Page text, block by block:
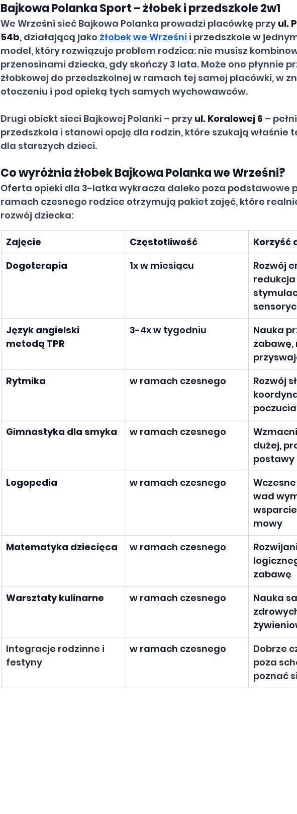
Bajkowa Polanka Sport – żłobek i przedszkole 2w1
We Wrześni sieć Bajkowa Polanka prowadzi placówkę przy ul.
54b, działającą jako żłobek we Wrześni i przedszkole w
model, który rozwiązuje problem rodzica: nie musisz
przenosinami dziecka, gdy skończy 3 lata. Może ono płynnie
żłobkowej do przedszkolnej w ramach tej samej placówki, w
otoczeniu i pod opieką tych samych wychowawców.
Drugi obiekt sieci Bajkowej Polanki – przy ul. Koralowej 6 –
przedszkola i stanowi opcję dla rodzin, które szukają właśnie
dla starszych dzieci.
Co wyróżnia żłobek Bajkowa Polanka we Wrześni?
Oferta opieki dla 3-latka wykracza daleko poza podstawowe
ramach czesnego rodzice otrzymują pakiet zajęć, które
rozwój dziecka:
Zajęcie Częstotliwość
Korzyść
Dogoterapia
1x w miesiącu
Rozwój
redukcja
Język angielski
metodą TPR
3-4x w tygodniu
Nauka
Rytmika
w ramach czesnego
Rozwój
Gimnastyka dla smyka
w ramach czesnego
dużej,
postawy
Logopedia
w ramach czesnego
wad
mowy
Matematyka dziecięca
w ramach czesnego
zabawę
Warsztaty kulinarne
w ramach czesnego
Nauka
Integracje rodzinne i
festyny
w ramach czesnego
Dobrze
poza
poznać